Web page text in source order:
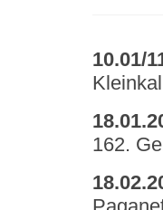
10.01/
162.